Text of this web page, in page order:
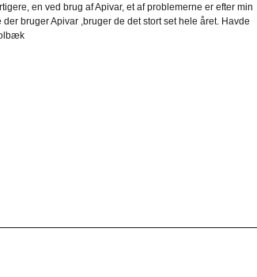
en ved brug af Apivar, et af problemerne er efter min
bruger Apivar ,bruger de det stort set hele året. Havde